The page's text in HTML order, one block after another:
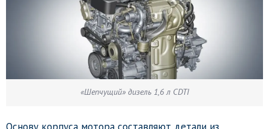
«Шепчущий» дизель 1,6 л CDTI